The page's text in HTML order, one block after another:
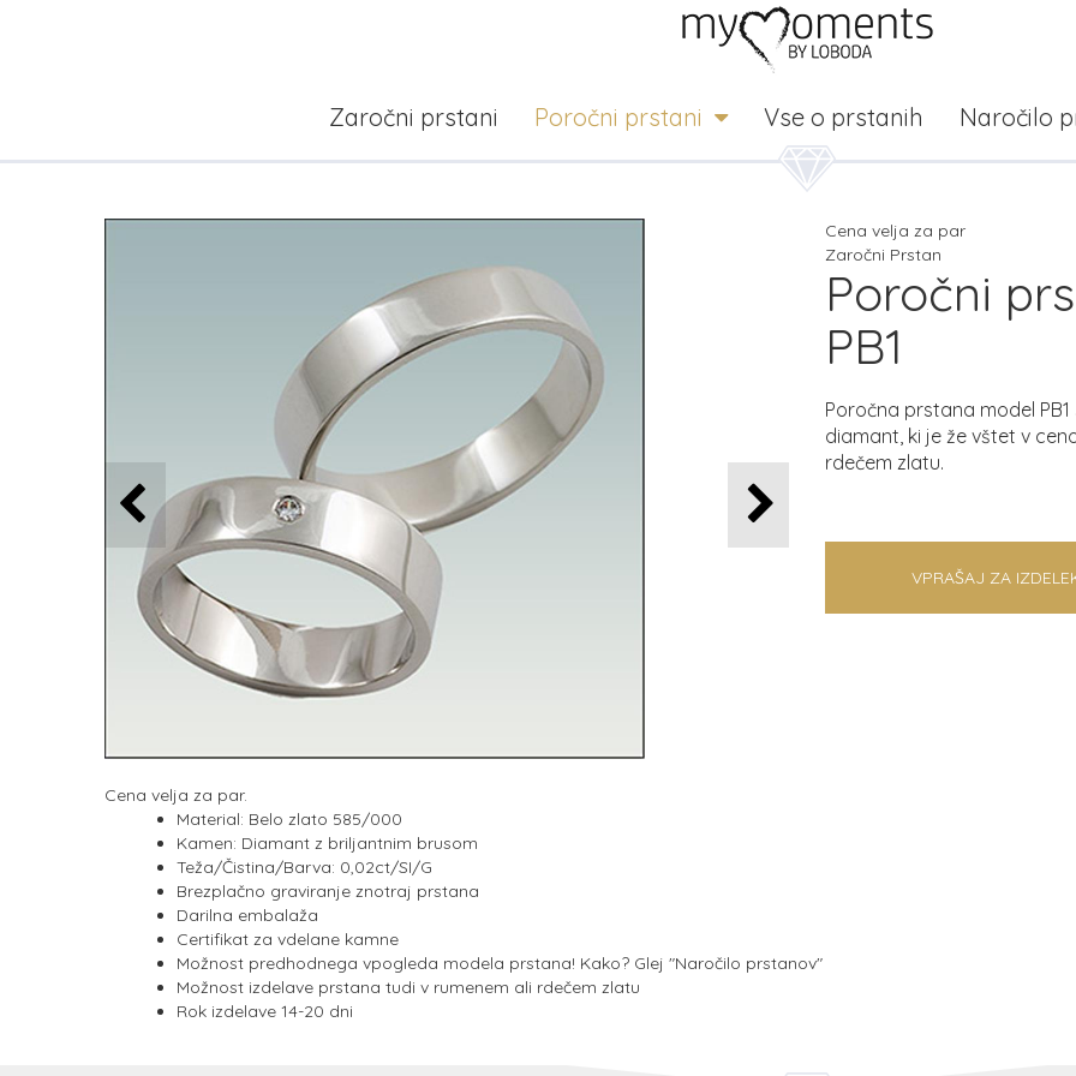
Zaročni prstani Poročni prstani Vse o prstanih Naročilo
Cena velja za par
Zaročni Prstan
Poročni
PB1
Poročna prstana model
diamant, ki je že vštet v
rdečem zlatu.
VPRAŠAJ ZA
Cena velja za par.
Material: Belo zlato 585/000
Kamen: Diamant z briljantnim brusom
Teža/Čistina/Barva: 0,02ct/SI/G
Brezplačno graviranje znotraj prstana
Darilna embalaža
Certifikat za vdelane kamne
Možnost predhodnega vpogleda modela prstana! Kako? Glej "Naročilo prstanov"
Možnost izdelave prstana tudi v rumenem ali rdečem zlatu
Rok izdelave 14-20 dni